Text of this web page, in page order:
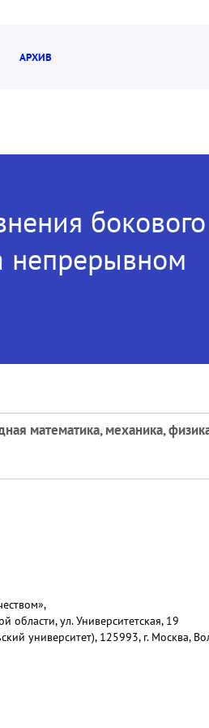
АРХИВ
бокового
непрерывном
математика, механика,
области, ул. Университетская, 19
университет), 125993, г. Москва,